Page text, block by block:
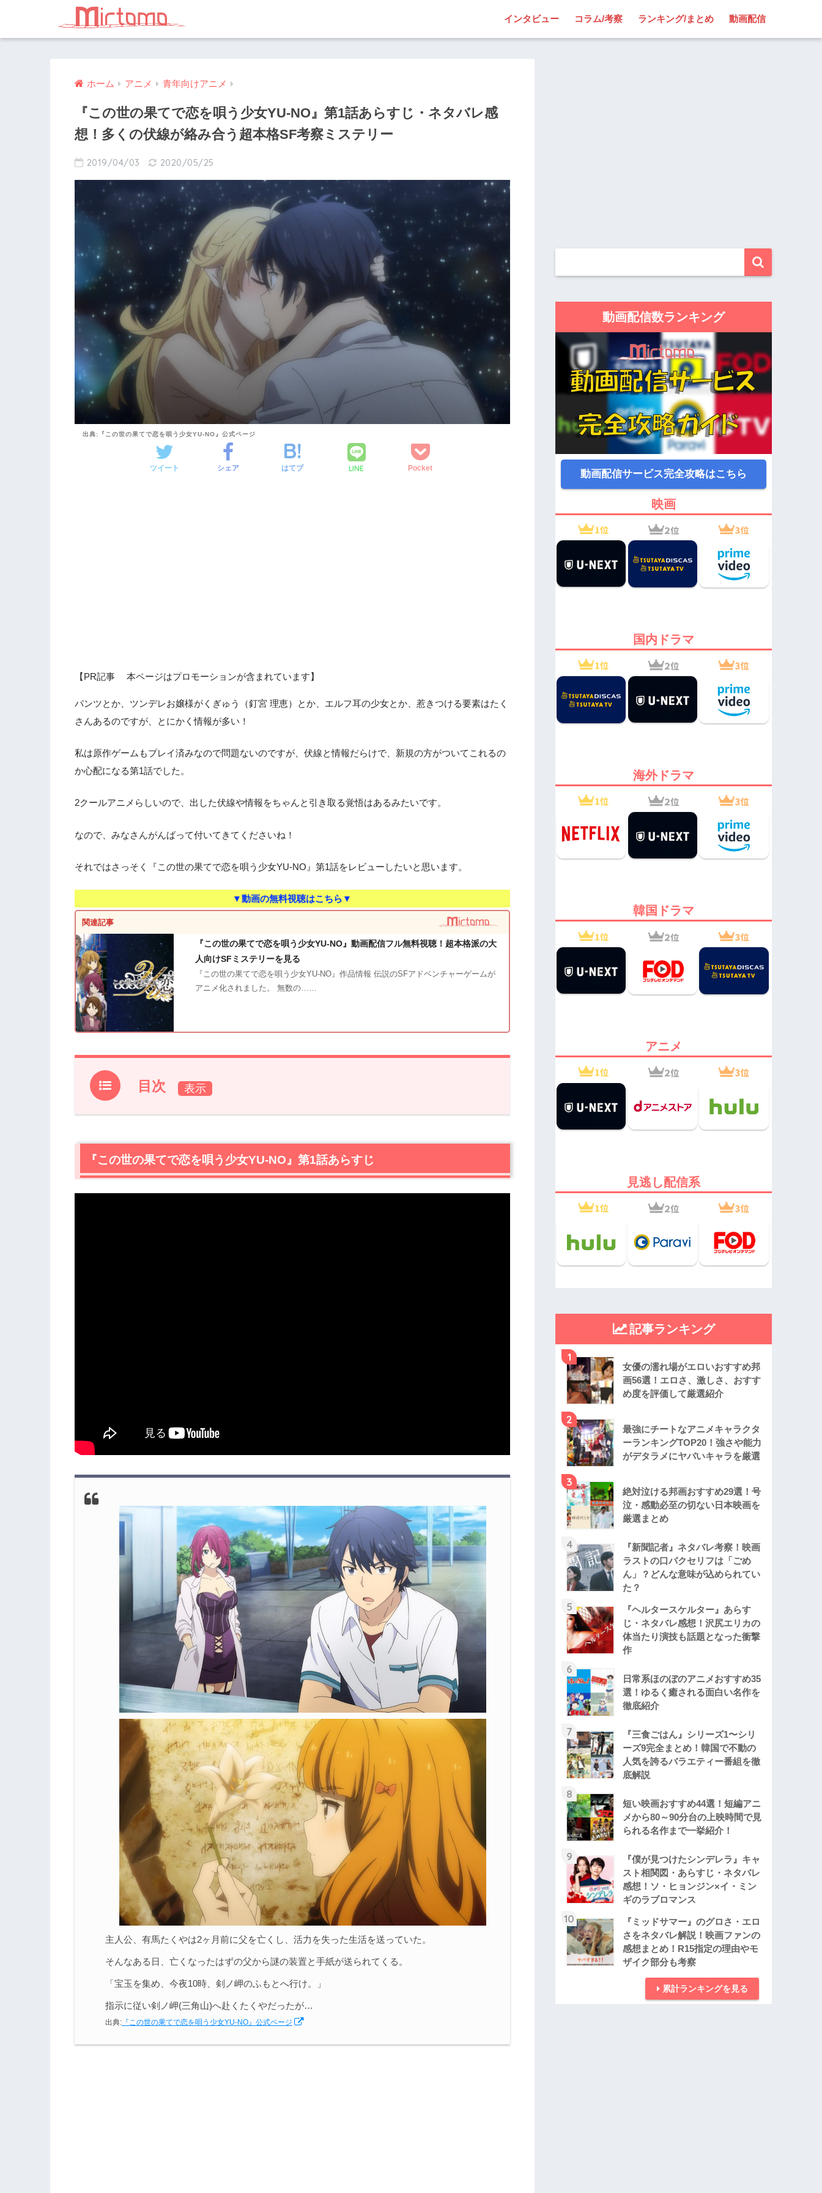
インタビュー コラム/考察 ランキング/まとめ 動画配信
ホーム アニメ 青年向けアニメ
『この世の果てで恋を唄う少女YU-NO』第1話あらすじ・ネタバレ感
想！多くの伏線が絡み合う超本格SF考察ミステリー
2019/04/03 2020/05/25
出典:『この世の果てで恋を唄う少女YU-NO』公式ページ
ツイート シェア はてブ LINE Pocket
【PR記事 本ページはプロモーションが含まれています】
パンツとか、ツンデレお嬢様がくぎゅう（釘宮 理恵）とか、エルフ耳の少女とか、惹きつける要素はたく
さんあるのですが、とにかく情報が多い！
私は原作ゲームもプレイ済みなので問題ないのですが、伏線と情報だらけで、新規の方がついてこれるの
か心配になる第1話でした。
2クールアニメらしいので、出した伏線や情報をちゃんと引き取る覚悟はあるみたいです。
なので、みなさんがんばって付いてきてくださいね！
それではさっそく『この世の果てで恋を唄う少女YU-NO』第1話をレビューしたいと思います。
▼動画の無料視聴はこちら▼
関連記事
『この世の果てで恋を唄う少女YU-NO』動画配信フル無料視聴！超本格派の大
人向けSFミステリーを見る
『この世の果てで恋を唄う少女YU-NO』作品情報 伝説のSFアドベンチャーゲームが
アニメ化されました。 無数の……
目次
1.『この世の果てで恋を唄う少女YU-NO』第1話あらすじ
2.1主人公「有馬 たくや（ありま たくや）」の人物像
2.2たばこは飴に
2.3情報部分のセリフはゆっくり
『この世の果てで恋を唄う少女YU-NO』第1話あらすじ
主人公、有馬たくやは2ヶ月前に父を亡くし、活力を失った生活を送っていた。
そんなある日、亡くなったはずの父から謎の装置と手紙が送られてくる。
「宝玉を集め、今夜10時、剣ノ岬のふもとへ行け。」
指示に従い剣ノ岬(三角山)へ赴くたくやだったが…
出典: 『この世の果てで恋を唄う少女YU-NO』公式ページ
動画配信数ランキング
動画配信サービス完全攻略はこちら
映画
国内ドラマ
海外ドラマ
韓国ドラマ
アニメ
見逃し配信系
記事ランキング
1
女優の濡れ場がエロいおすすめ邦
画56選！エロさ、激しさ、おすす
め度を評価して厳選紹介
2
最強にチートなアニメキャラクタ
ーランキングTOP20！強さや能力
がデタラメにヤバいキャラを厳選
3
絶対泣ける邦画おすすめ29選！号
泣・感動必至の切ない日本映画を
厳選まとめ
4
『新聞記者』ネタバレ考察！映画
ラストの口パクセリフは「ごめ
ん」？どんな意味が込められてい
た？
5
『ヘルタースケルター』あらす
じ・ネタバレ感想！沢尻エリカの
体当たり演技も話題となった衝撃
作
6
日常系ほのぼのアニメおすすめ35
選！ゆるく癒される面白い名作を
徹底紹介
7
『三食ごはん』シリーズ1〜シリ
ーズ9完全まとめ！韓国で不動の
人気を誇るバラエティー番組を徹
底解説
8
短い映画おすすめ44選！短編アニ
メから80～90分台の上映時間で見
られる名作まで一挙紹介！
9
『僕が見つけたシンデレラ』キャ
スト相関図・あらすじ・ネタバレ
感想！ソ・ヒョンジン×イ・ミン
ギのラブロマンス
10
『ミッドサマー』のグロさ・エロ
さをネタバレ解説！映画ファンの
感想まとめ！R15指定の理由やモ
ザイク部分も考察
累計ランキングを見る